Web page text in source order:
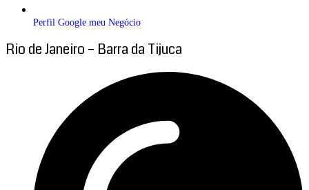
Perfil Google meu Negócio
Rio de Janeiro – Barra da Tijuca